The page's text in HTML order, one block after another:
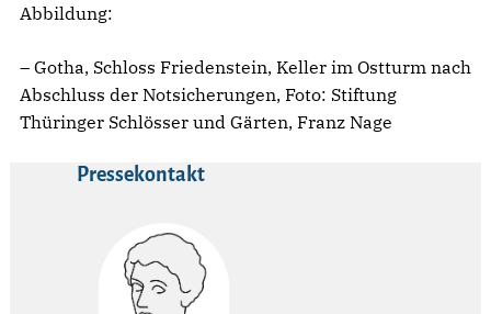
Abbildung:
– Gotha, Schloss Friedenstein, Keller im Ostturm nach
Abschluss der Notsicherungen, Foto: Stiftung
Thüringer Schlösser und Gärten, Franz Nage
Pressekontakt